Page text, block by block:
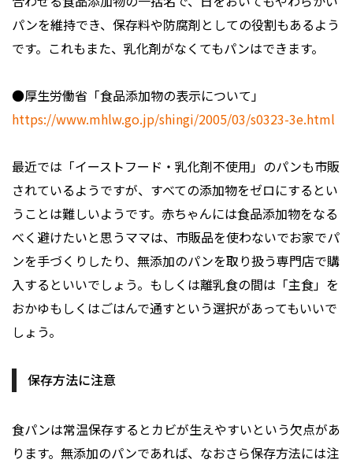
パンを維持でき、保存料や防腐剤としての役割もあるよう
です。これもまた、乳化剤がなくてもパンはできます。
●厚生労働省「食品添加物の表示について」
https://www.mhlw.go.jp/shingi/2005/03/s0323-3e.html
最近では「イーストフード・乳化剤不使用」のパンも市販
されているようですが、すべての添加物をゼロにするとい
うことは難しいようです。赤ちゃんには食品添加物をなる
べく避けたいと思うママは、市販品を使わないでお家でパ
ンを手づくりしたり、無添加のパンを取り扱う専門店で購
入するといいでしょう。もしくは離乳食の間は「主食」を
おかゆもしくはごはんで通すという選択があってもいいで
しょう。
保存方法に注意
食パンは常温保存するとカビが生えやすいという欠点があ
ります。無添加のパンであれば、なおさら保存方法には注